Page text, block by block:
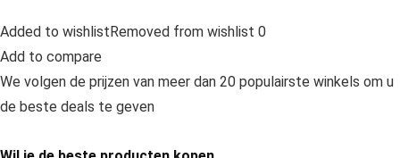
Added to wishlistRemoved from wishlist 0
Add to compare
We volgen de prijzen van meer dan 20 populairste winkels om u
de beste deals te geven